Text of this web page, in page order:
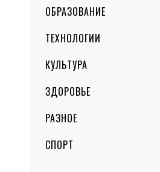
ОБРАЗОВАНИЕ
ТЕХНОЛОГИИ
КУЛЬТУРА
ЗДОРОВЬЕ
РАЗНОЕ
СПОРТ